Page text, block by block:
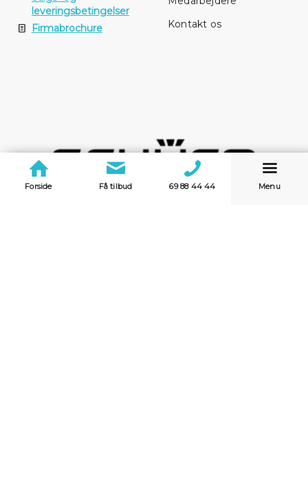
leveringsbetingelser
Firmabrochure
Kontakt os
Forside Få tilbud 69 88 44 44 Menu